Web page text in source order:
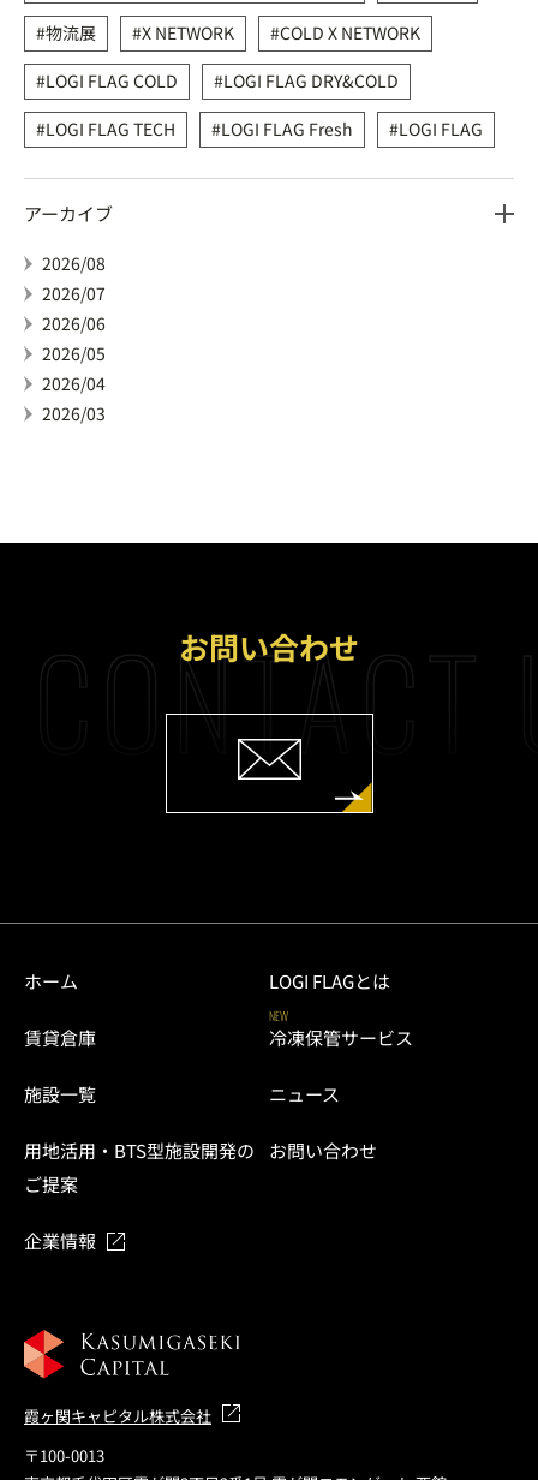
物流展
X NETWORK
COLD X NETWORK
LOGI FLAG COLD
LOGI FLAG DRY&COLD
LOGI FLAG TECH
LOGI FLAG Fresh LOGI FLAG
アーカイブ
2026/08
2026/07
2026/06
2026/05
2026/04
2026/03
CONTACT
お問い合わせ
ホーム LOGI FLAGとは
賃貸倉庫
NEW
冷凍保管サービス
施設一覧 ニュース
用地活用・BTS型施設開発の
ご提案
お問い合わせ
企業情報
霞ヶ関キャピタル株式会社
〒100-0013